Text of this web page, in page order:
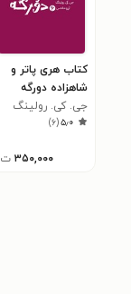
کتاب هری پاتر و
شاهزاده دورگه
جی. کی. رولینگ
۵٫۰(۶)
۳۵۰,۰۰۰ ت